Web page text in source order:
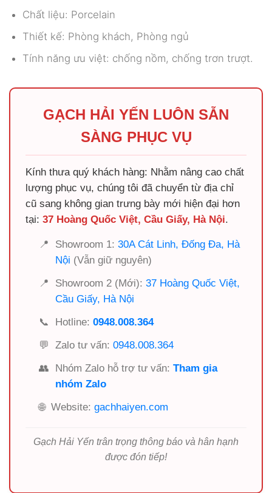
Chất liệu: Porcelain
Thiết kế: Phòng khách, Phòng ngủ
Tính năng ưu việt: chống nồm, chống trơn trượt.
GẠCH HẢI YẾN LUÔN SẴN
SÀNG PHỤC VỤ
Kính thưa quý khách hàng: Nhằm nâng cao chất
lượng phục vụ, chúng tôi đã chuyển từ địa chỉ
cũ sang không gian trưng bày mới hiện đại hơn
tại: 37 Hoàng Quốc Việt, Cầu Giấy, Hà Nội.
📍 Showroom 1: 30A Cát Linh, Đống Đa, Hà
Nội (Vẫn giữ nguyên)
📍
Showroom 2 (Mới): 37 Hoàng Quốc Việt,
Cầu Giấy, Hà Nội
📞
Hotline: 0948.008.364
💬
Zalo tư vấn: 0948.008.364
👥
Nhóm Zalo hỗ trợ tư vấn: Tham gia
nhóm Zalo
🌐 Website: gachhaiyen.com
Gạch Hải Yến trân trọng thông báo và hân hạnh
được đón tiếp!